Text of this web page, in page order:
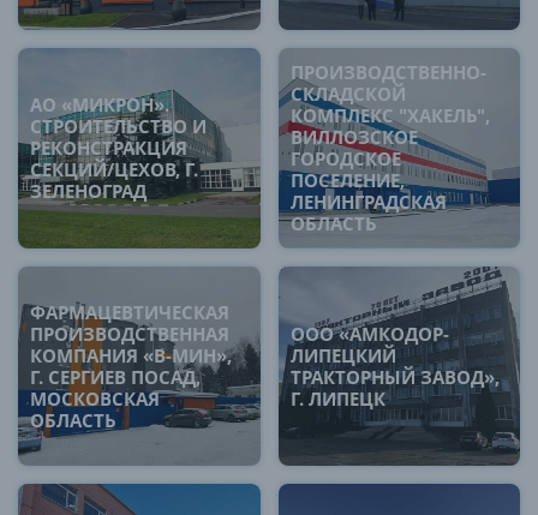
АО «МИКРОН».
СТРОИТЕЛЬСТВО И
РЕКОНСТРАКЦИЯ
СЕКЦИЙ/ЦЕХОВ, Г.
ЗЕЛЕНОГРАД
ПРОИЗВОДСТВЕННО-
СКЛАДСКОЙ
КОМПЛЕКС "ХАКЕЛЬ",
ВИЛЛОЗСКОЕ
ГОРОДСКОЕ
ПОСЕЛЕНИЕ,
ЛЕНИНГРАДСКАЯ
ОБЛАСТЬ
ФАРМАЦЕВТИЧЕСКАЯ
ПРОИЗВОДСТВЕННАЯ
КОМПАНИЯ «В-МИН»,
Г. СЕРГИЕВ ПОСАД,
МОСКОВСКАЯ
ОБЛАСТЬ
ООО «АМКОДОР-
ЛИПЕЦКИЙ
ТРАКТОРНЫЙ ЗАВОД»,
Г. ЛИПЕЦК